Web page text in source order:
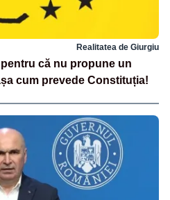
Realitatea de Giurgiu
că nu propune un
cum prevede Constituția!